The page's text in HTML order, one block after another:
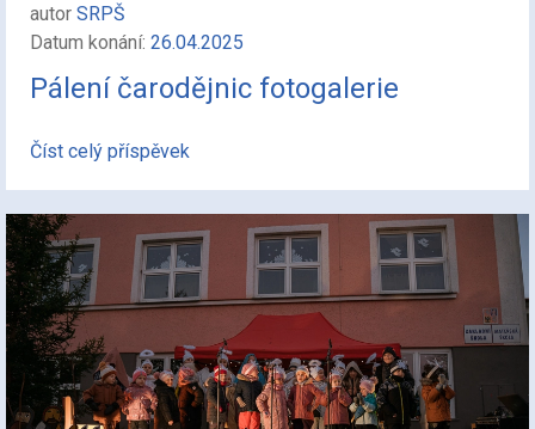
autor SRPŠ
Datum konání: 26.04.2025
Pálení čarodějnic fotogalerie
Číst celý příspěvek